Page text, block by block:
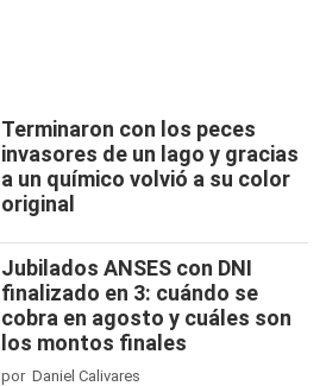
Terminaron con los peces
invasores de un lago y gracias
a un químico volvió a su color
original
Jubilados ANSES con DNI
finalizado en 3: cuándo se
cobra en agosto y cuáles son
los montos finales
por Daniel Calivares